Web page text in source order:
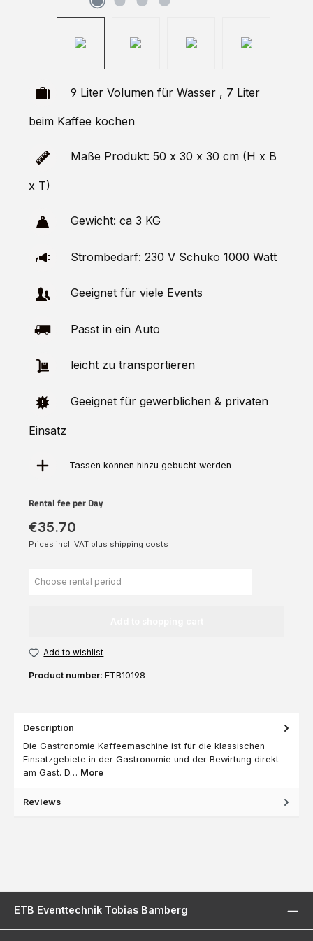
9 Liter Volumen für Wasser , 7 Liter
beim Kaffee kochen
Maße Produkt: 50 x 30 x 30 cm (H x B
x T)
Gewicht: ca 3 KG
Strombedarf: 230 V Schuko 1000 Watt
Geeignet für viele Events
Passt in ein Auto
leicht zu transportieren
Geeignet für gewerblichen & privaten
Einsatz
Tassen können hinzu gebucht werden
Rental fee per Day
€35.70
Prices incl. VAT plus shipping costs
Add to wishlist
Product number: ETB10198
Description
Die Gastronomie Kaffeemaschine ist für die klassischen
Einsatzgebiete in der Gastronomie und der Bewirtung direkt
am Gast. D… More
Reviews
ETB Eventtechnik Tobias Bamberg